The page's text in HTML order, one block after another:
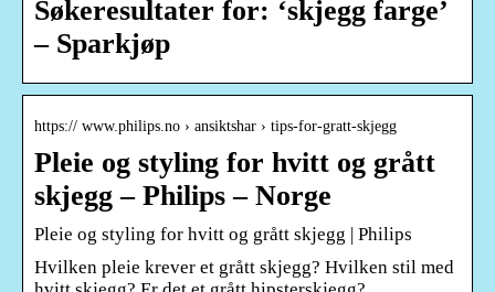
Søkeresultater for: ‘skjegg farge’
– Sparkjøp
https:// www.philips.no › ansiktshar › tips-for-gratt-skjegg
Pleie og styling for hvitt og grått
skjegg – Philips – Norge
Pleie og styling for hvitt og grått skjegg | Philips
Hvilken pleie krever et grått skjegg? Hvilken stil med